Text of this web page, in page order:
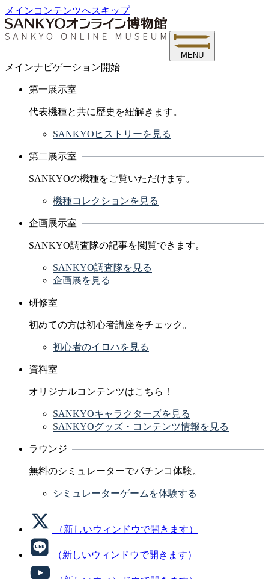
メインコンテンツへスキップ
MENU
メインナビゲーション開始
第一展示室
代表機種と共に歴史を紐解きます。
SANKYOヒストリーを見る
第二展示室
SANKYOの機種をご覧いただけます。
機種コレクションを見る
企画展示室
SANKYO調査隊の記事を閲覧できます。
SANKYO調査隊を見る
企画展を見る
研修室
初めての方は初心者講座をチェック。
初心者のイロハを見る
資料室
オリジナルコンテンツはこちら！
SANKYOキャラクターズを見る
SANKYOグッズ・コンテンツ情報を見る
ラウンジ
無料のシミュレーターでパチンコ体験。
シミュレーターゲームを体験する
（新しいウィンドウで開きます）
（新しいウィンドウで開きます）